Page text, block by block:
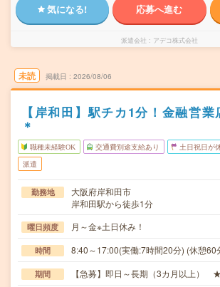
気になる! 応募へ進む
派遣会社 アデコ株式会社
未読 掲載日 2026/08/06
【岸和田】駅チカ1分！金融営
＊
職種未経験OK 交通費別途支給あり 土日祝日が
派遣
勤務地
大阪府岸和田市
岸和田駅から徒歩1分
曜日頻度 月～金※土日休み！
時間 8:40～17:00(実働:7時間20分) (休憩
期間 【急募】即日～長期（3カ月以上）